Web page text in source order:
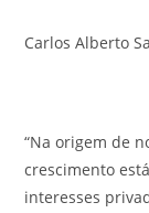
Carlos Alberto
“Na origem de
crescimento
interesses